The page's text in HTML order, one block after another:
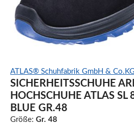
ATLAS® Schuhfabrik GmbH &
SICHERHEITSSCHUHE
HOCHSCHUHE ATLAS SL
BLUE GR.48
Größe: Gr. 48